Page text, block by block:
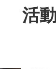
活